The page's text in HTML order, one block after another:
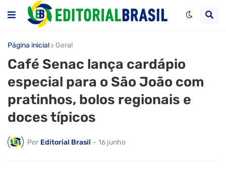
Página inicial Geral
Café Senac lança cardápio
especial para o São João com
pratinhos, bolos regionais e
doces típicos
Por Editorial Brasil - 16 junho